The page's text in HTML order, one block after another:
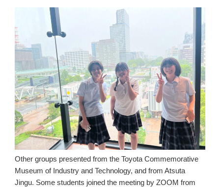
Other groups presented from the Toyota Commemorative
Museum of Industry and Technology, and from Atsuta
Jingu. Some students joined the meeting by ZOOM from